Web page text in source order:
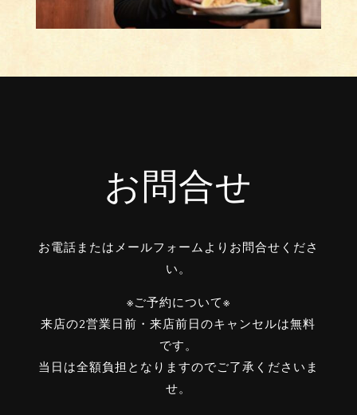
お問合せ
お電話またはメールフォームよりお問合せくださ
い。
※ご予約について※
来店の2営業日前・来店前日のキャンセルは無料
です。
当日は全額負担となりますのでご了承くださいま
せ。